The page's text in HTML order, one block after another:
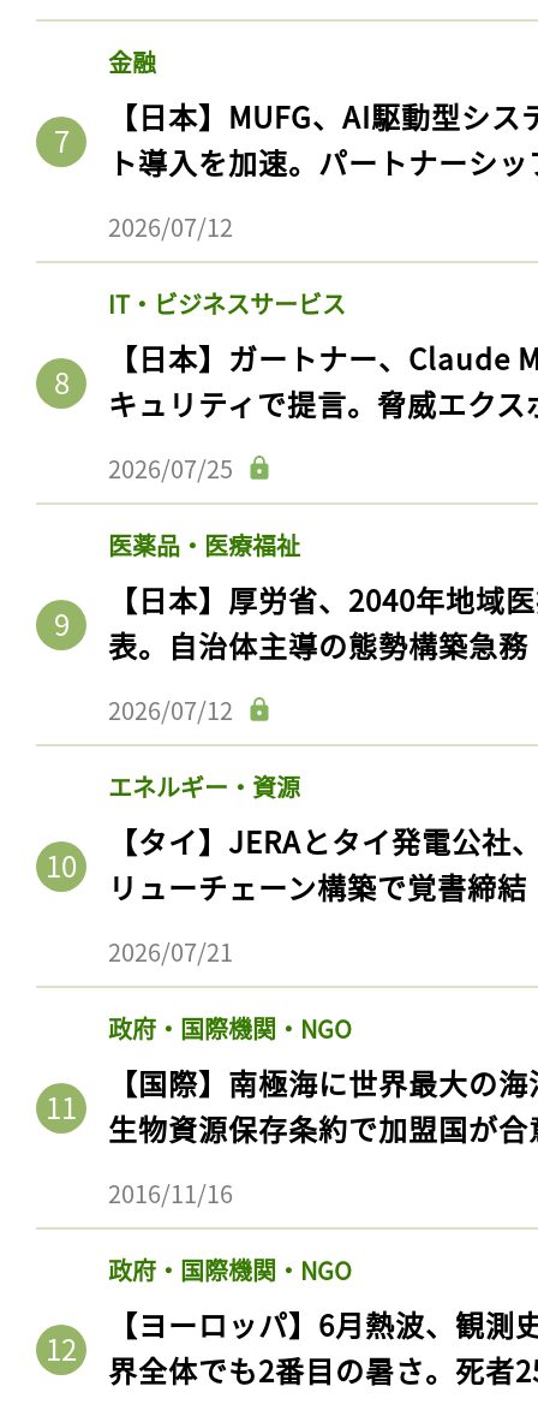
金融
【日本】MUFG、AI駆動型シ
ト導入を加速。パートナーシ
2026/07/12
IT・ビジネスサービス
【日本】ガートナー、Claude
キュリティで提言。脅威エク
2026/07/25
医薬品・医療福祉
【日本】厚労省、2040年地域
表。自治体主導の態勢構築急務
2026/07/12
エネルギー・資源
【タイ】JERAとタイ発電公社
リューチェーン構築で覚書締結
2026/07/21
政府・国際機関・NGO
【国際】南極海に世界最大の
生物資源保存条約で加盟国が合
2016/11/16
政府・国際機関・NGO
【ヨーロッパ】6月熱波、観
界全体でも2番目の暑さ。死者